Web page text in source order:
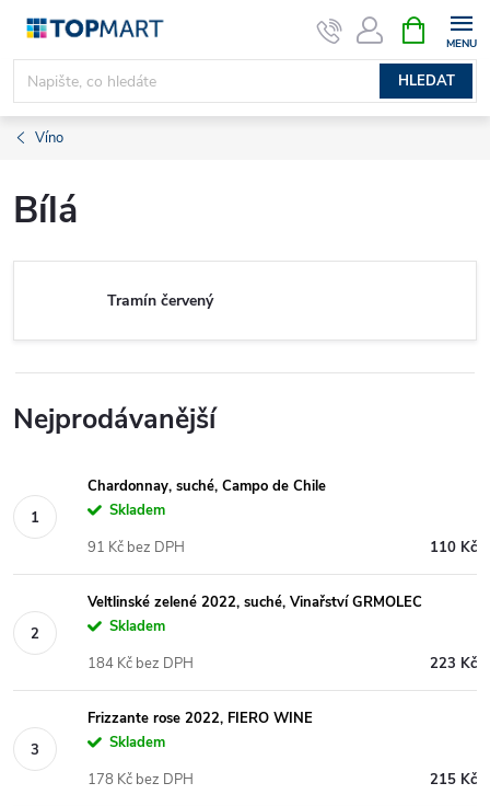
Přejít
obsah
HLEDAT
NÁKUPNÍ
KOŠÍK
Víno
Bílá
Tramín červený
Nejprodávanější
Chardonnay, suché, Campo de Chile
Skladem
110 Kč
91 Kč bez DPH
Veltlinské zelené 2022, suché, Vinařství GRMOLEC
Skladem
223 Kč
184 Kč bez DPH
Frizzante rose 2022, FIERO WINE
Skladem
215 Kč
178 Kč bez DPH